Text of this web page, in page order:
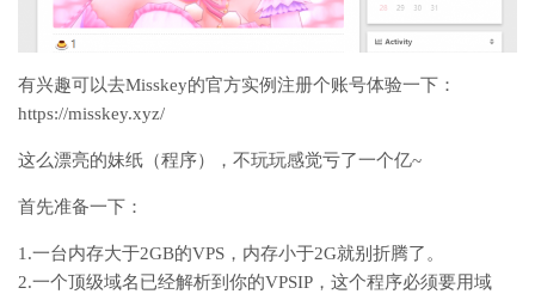
有兴趣可以去Misskey的官方实例注册个账号体验一下：
https://misskey.xyz/
这么漂亮的妹纸（程序），不玩玩感觉亏了一个亿~
首先准备一下：
1.一台内存大于2GB的VPS，内存小于2G就别折腾了。
2.一个顶级域名已经解析到你的VPSIP，这个程序必须要用域